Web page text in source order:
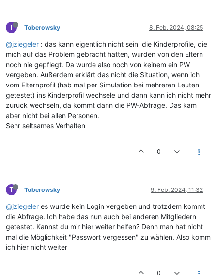
T Toberowsky 8. Feb. 2024, 08:25
@jziegeler : das kann eigentlich nicht sein, die Kinderprofile, die
mich auf das Problem gebracht hatten, wurden von den Eltern
noch nie gepflegt. Da wurde also noch von keinem ein PW
vergeben. Außerdem erklärt das nicht die Situation, wenn ich
vom Elternprofil (hab mal per Simulation bei mehreren Leuten
getestet) ins Kinderprofil wechsele und dann kann ich nicht mehr
zurück wechseln, da kommt dann die PW-Abfrage. Das kam
aber nicht bei allen Personen.
Sehr seltsames Verhalten
0
T Toberowsky 9. Feb. 2024, 11:32
@jziegeler es wurde kein Login vergeben und trotzdem kommt
die Abfrage. Ich habe das nun auch bei anderen Mitgliedern
getestet. Kannst du mir hier weiter helfen? Denn man hat nicht
mal die Möglichkeit "Passwort vergessen" zu wählen. Also komm
ich hier nicht weiter
0